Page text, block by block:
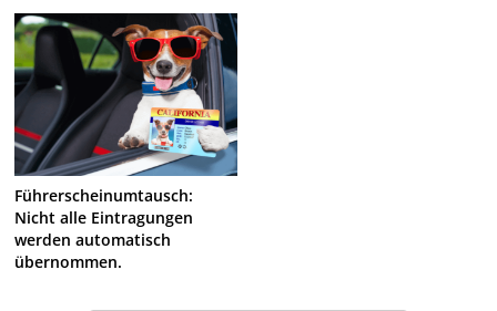
Führerscheinumtausch:
Nicht alle Eintragungen
werden automatisch
übernommen.